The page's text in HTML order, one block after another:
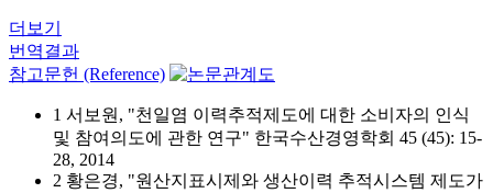
더보기
번역결과
참고문헌 (Reference)
1 서보원, "천일염 이력추적제도에 대한 소비자의 인식
및 참여의도에 관한 연구" 한국수산경영학회 45 (45): 15-
28, 2014
2 황은경, "원산지표시제와 생산이력 추적시스템 제도가